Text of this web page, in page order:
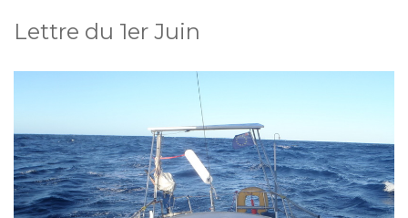
Lettre du 1er Juin